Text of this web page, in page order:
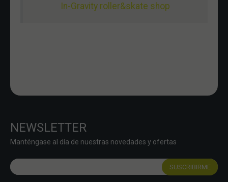
In-Gravity roller&skate shop
NEWSLETTER
Manténgase al día de nuestras novedades y ofertas